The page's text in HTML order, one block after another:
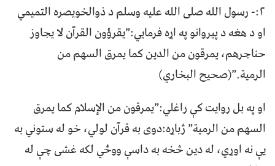
۲:- رسول الله صلی الله علیه وسلم د ذوالخویصره التمیمي
او د هغه د پیروانو په اړه فرمايي:”يقرؤون القرآن لا يجاوز
حناجرهم، يمرقون من الدين كما يمرق السهم من
الرمية.”(صحيح البخاري)
او په بل روایت کې راغلي:”يمرقون من الإسلام كما يمرق
السهم من الرمية” ژباړه:دوی به قرآن لولي، خو له ستوني به
یې نه اوړي، له دین څخه به داسې ووځي لکه غشی چې له